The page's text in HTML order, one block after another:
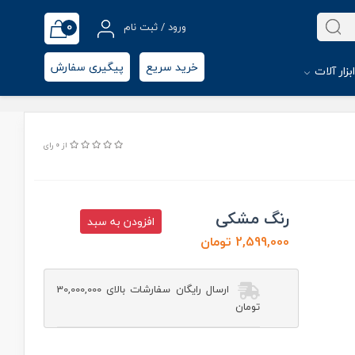
ورود / ثبت نام 0
ابزار آلات خرید سریع پیگیری سفارش
از 0 رای
رنگ مشکی
2,599,000 تومان
افزودن به سبد
ارسال رایگان سفارشات بالای 30,000,000
تومان